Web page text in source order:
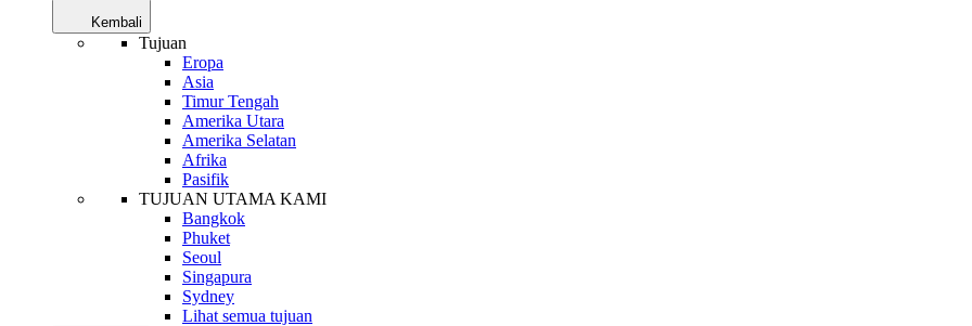
Kembali
Tujuan
Eropa
Asia
Timur Tengah
Amerika Utara
Amerika Selatan
Afrika
Pasifik
TUJUAN UTAMA KAMI
Bangkok
Phuket
Seoul
Singapura
Sydney
Lihat semua tujuan